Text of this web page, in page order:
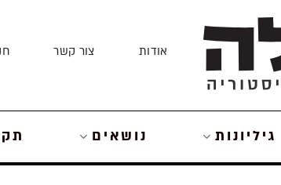
אודות צור קשר
גיליונות נושאים